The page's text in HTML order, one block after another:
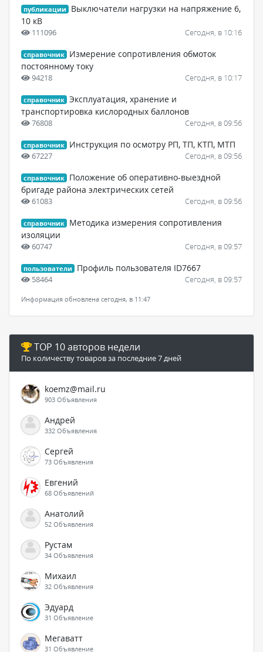
публикации
Выключатели нагрузки на напряжение 6,
10 кВ
111096 Сегодня, в 10:16
справочник
Измерение сопротивления обмоток
постоянному току
94218 Сегодня, в 10:17
справочник Эксплуатация, хранение и
транспортировка кислородных баллонов
76808 Сегодня, в 09:56
справочник Инструкция по осмотру РП, ТП, КТП, МТП
67227 Сегодня, в 09:56
справочник
Положение об оперативно-выездной
бригаде района электрических сетей
61083 Сегодня, в 09:56
справочник
Методика измерения сопротивления
изоляции
60747 Сегодня, в 09:57
пользователи Профиль пользователя ID7667
58464 Сегодня, в 09:57
Информация обновлена сегодня, в 11:47
TOP 10 авторов недели
По количеству товаров за последние 7 дней
koemz@mail.ru
903 Объявления
Андрей
332 Объявления
Сергей
73 Объявления
Евгений
68 Объявлений
Анатолий
52 Объявления
Рустам
34 Объявления
Михаил
32 Объявления
Эдуард
31 Объявление
Мегаватт
31 Объявление